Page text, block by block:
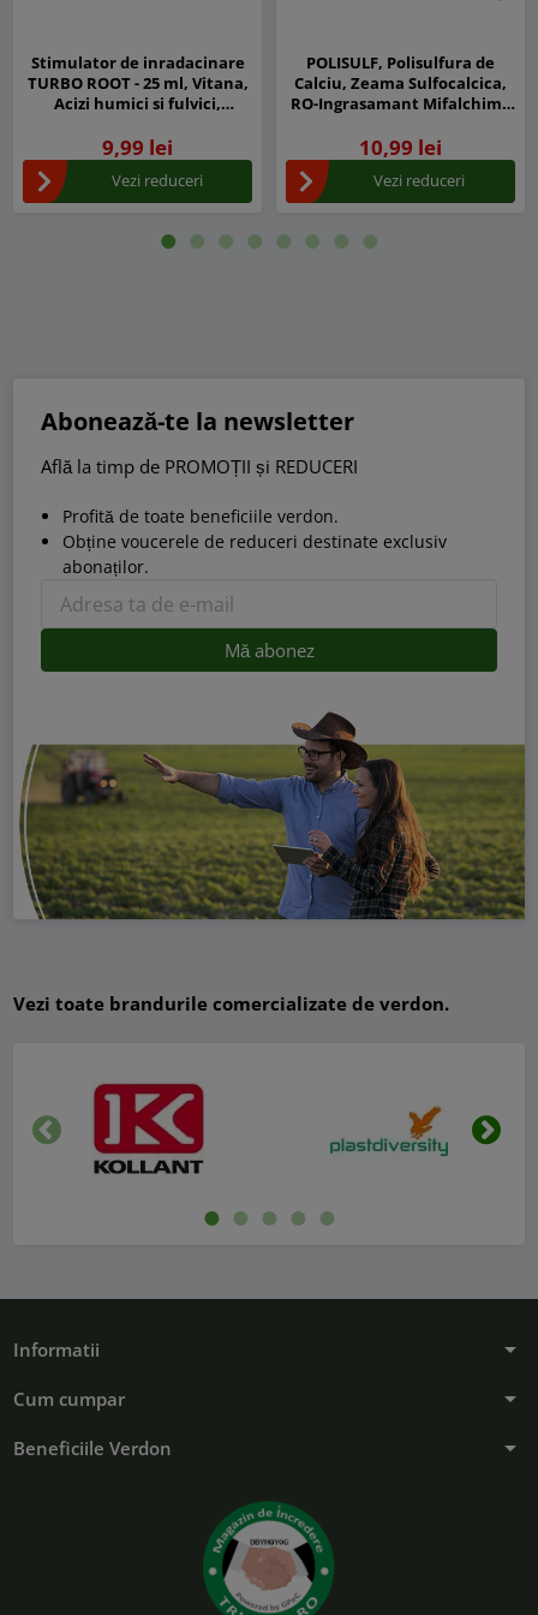
Stimulator de inradacinare
TURBO ROOT - 25 ml, Vitana,
Acizi humici si fulvici,
9,99 lei
Vezi reduceri
POLISULF, Polisulfura de
Calciu, Zeama Sulfocalcica,
RO-Ingrasamant Mifalchim -
de vie
10,99 lei
Vezi reduceri
Abonează-te la newsletter
Află la timp de PROMOȚII și REDUCERI
Profită de toate beneficiile verdon.
Obține voucerele de reduceri destinate exclusiv
abonaților.
Vezi toate brandurile comercializate de verdon.
Inapoi
Informatii arrow_drop_down
Cum cumpar arrow_drop_down
Beneficiile Verdon arrow_drop_down